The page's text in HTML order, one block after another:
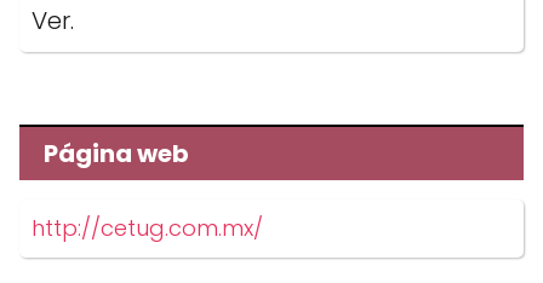
Ver.
Página web
http://cetug.com.mx/